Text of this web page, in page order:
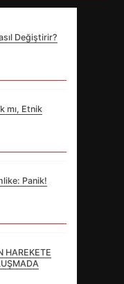
Değiştirir?
mı, Etnik
Panik!
HAREKETE
NE